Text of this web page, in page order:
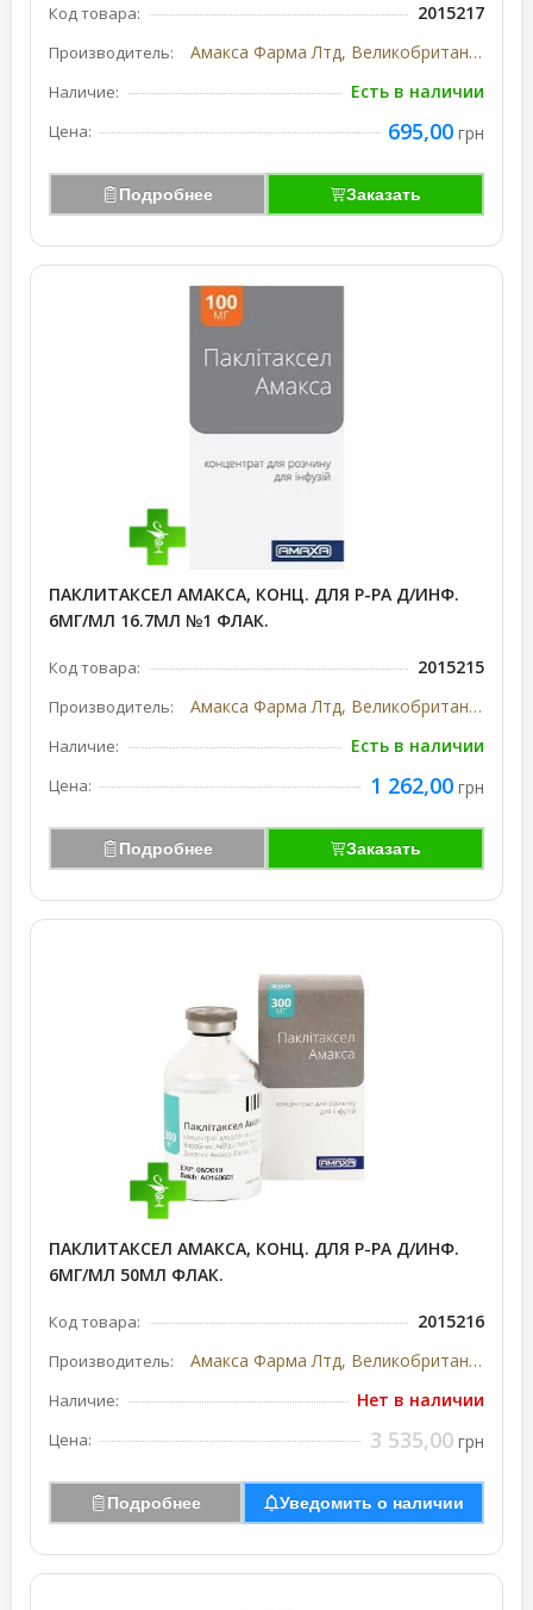
Код товара: 2015217
Производитель: Амакса Фарма Лтд, Великобритания
Наличие: Есть в наличии
Цена: 695,00 грн
Подробнее Заказать
ПАКЛИТАКСЕЛ АМАКСА, КОНЦ. ДЛЯ Р-РА Д/ИНФ.
6МГ/МЛ 16.7МЛ №1 ФЛАК.
Код товара: 2015215
Производитель: Амакса Фарма Лтд, Великобритания
Наличие: Есть в наличии
Цена: 1 262,00 грн
Подробнее Заказать
ПАКЛИТАКСЕЛ АМАКСА, КОНЦ. ДЛЯ Р-РА Д/ИНФ.
6МГ/МЛ 50МЛ ФЛАК.
Код товара: 2015216
Производитель: Амакса Фарма Лтд, Великобритания
Наличие: Нет в наличии
Цена: 3 535,00 грн
Подробнее Уведомить о наличии